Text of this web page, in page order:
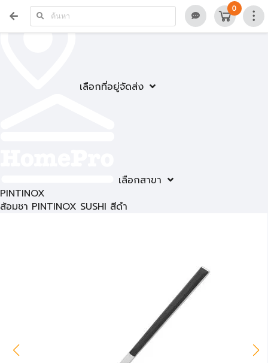
เลือกที่อยู่จัดส่ง
เลือกสาขา
0
PINTINOX
ส้อมชา PINTINOX SUSHI สีดำ